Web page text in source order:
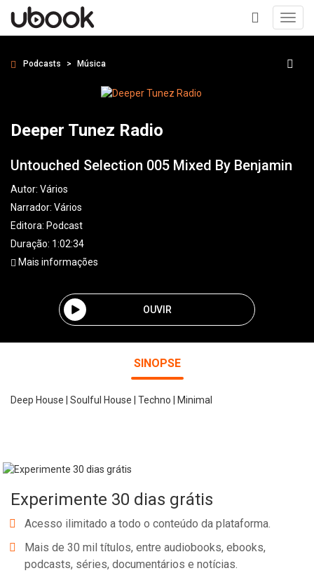
+
Podcasts Música
Deeper Tunez Radio
Untouched Selection 005 Mixed By Benjamin
Autor: Vários
Narrador: Vários
Editora: Podcast
Duração: 1:02:34
Mais informações
OUVIR
SINOPSE
Deep House | Soulful House | Techno | Minimal
Experimente 30 dias grátis
Acesso ilimitado a todo o conteúdo da plataforma.
Mais de 30 mil títulos, entre audiobooks, ebooks,
podcasts, séries, documentários e notícias.